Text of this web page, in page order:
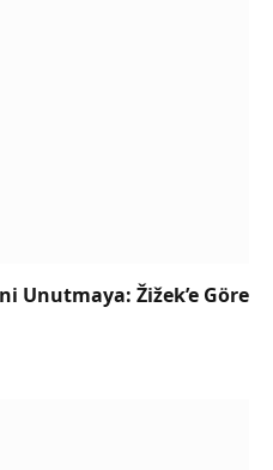
Unutmaya: Žižek’e Göre